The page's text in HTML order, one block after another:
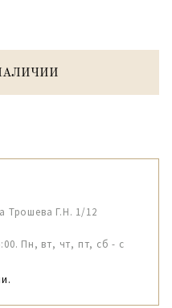
Трошева Г.Н. 1/12
Пн, вт, чт, пт, сб - с